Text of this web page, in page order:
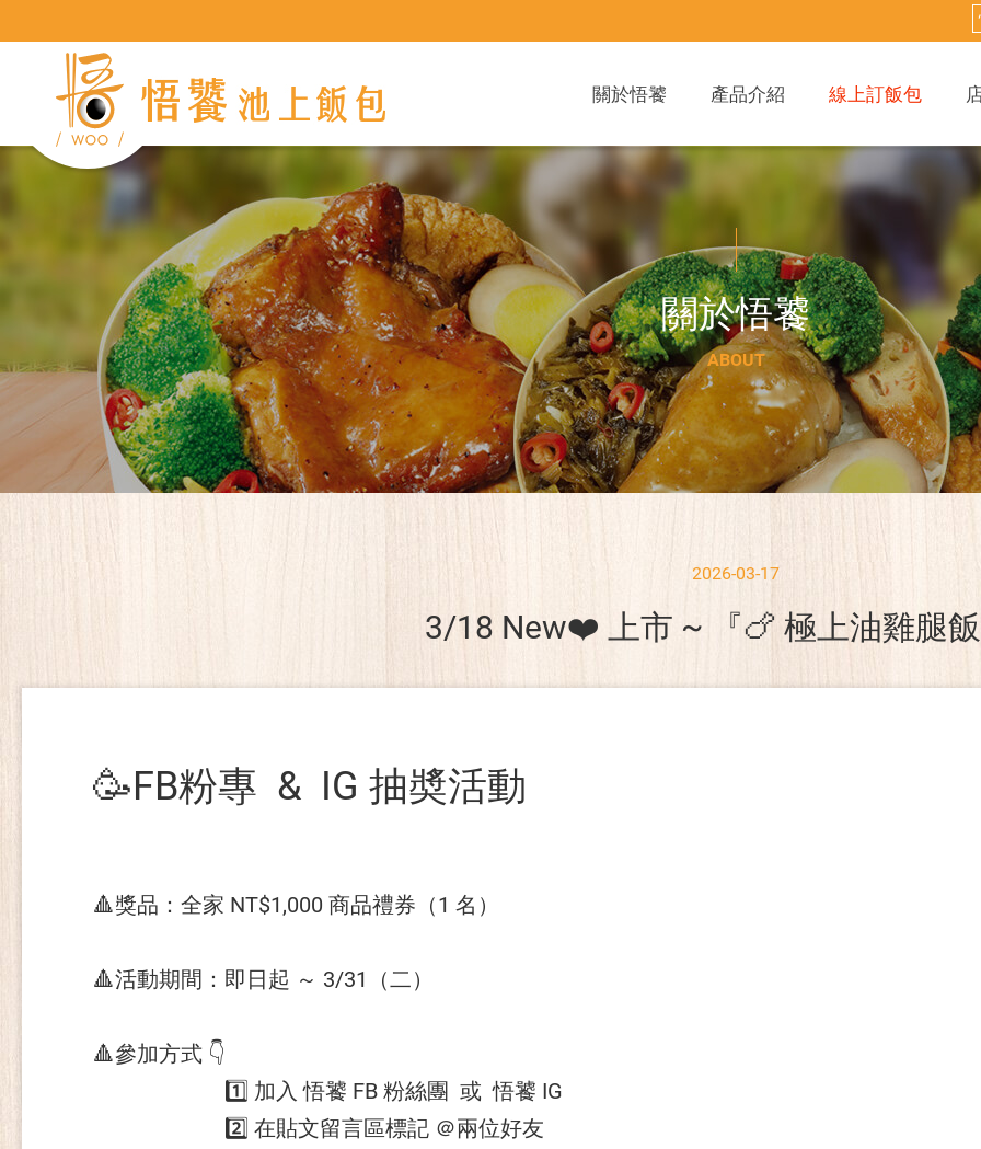
關於悟饕 產品介紹 線上訂飯包
關於悟饕
ABOUT
2026-03-17
3/18 New❤️ 上市 ~ 『🍗 極上油雞腿
🥳FB粉專 & IG 抽奬活動
🔺獎品：全家 NT$1,000 商品禮券（1 名）
🔺活動期間：即日起 ～ 3/31（二）
🔺參加方式 👇
1️⃣ 加入 悟饕 FB 粉絲團 或 悟饕 IG
2️⃣ 在貼文留言區標記 ＠兩位好友